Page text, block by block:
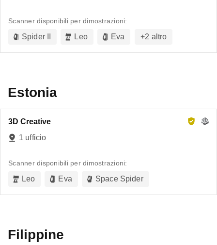
Scanner disponibili per dimostrazioni:
Spider II Leo Eva +2 altro
Estonia
3D Creative
1 ufficio
Scanner disponibili per dimostrazioni:
Leo Eva Space Spider
Filippine